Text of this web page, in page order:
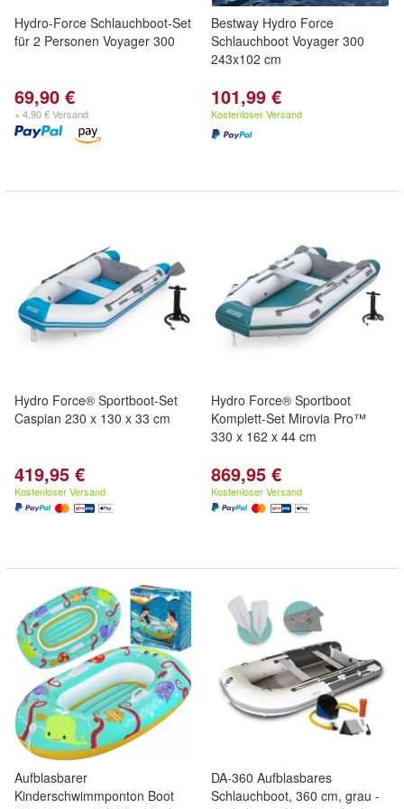
Hydro-Force Schlauchboot-Set
für 2 Personen Voyager 300
69,90 €
+ 4,90 € Versand
Bestway Hydro Force
Schlauchboot Voyager 300
243x102 cm
101,99 €
Kostenloser Versand
Hydro Force® Sportboot-Set
Caspian 230 x 130 x 33 cm
419,95 €
Kostenloser Versand
Hydro Force® Sportboot
Komplett-Set Mirovia Pro™
330 x 162 x 44 cm
869,95 €
Kostenloser Versand
Aufblasbarer
Kinderschwimmponton Boot
DA-360 Aufblasbares
Schlauchboot, 360 cm, grau -